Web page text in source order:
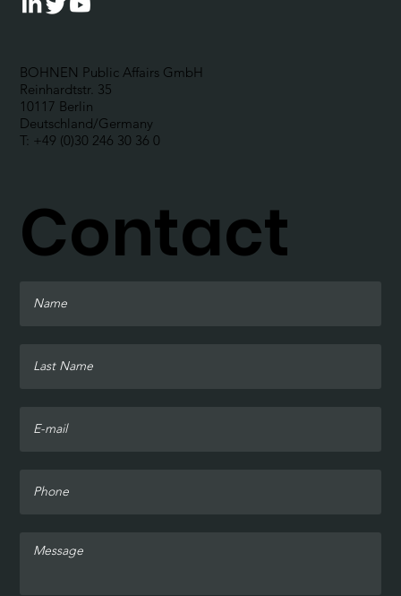
BOHNEN Public Affairs GmbH
Reinhardtstr. 35
10117 Berlin
Deutschland/Germany
T: +49 (0)30 246 30 36 0
Contact